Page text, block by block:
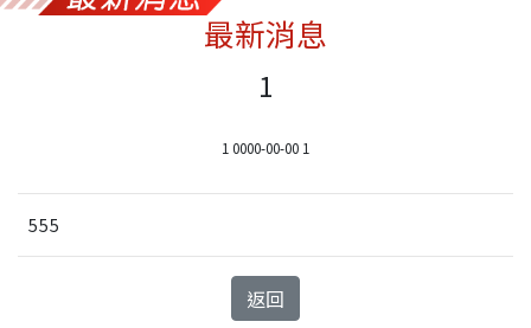
最新消息
1
1 0000-00-00 1
555
返回